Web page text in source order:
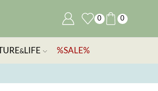
0 0
& LIFE %SALE%